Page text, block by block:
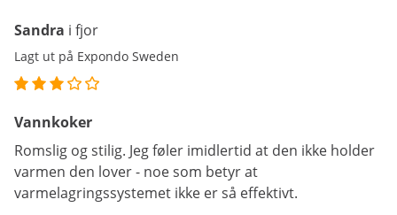
Sandra i fjor
Lagt ut på Expondo Sweden
Vannkoker
Romslig og stilig. Jeg føler imidlertid at den ikke holder
varmen den lover - noe som betyr at
varmelagringssystemet ikke er så effektivt.